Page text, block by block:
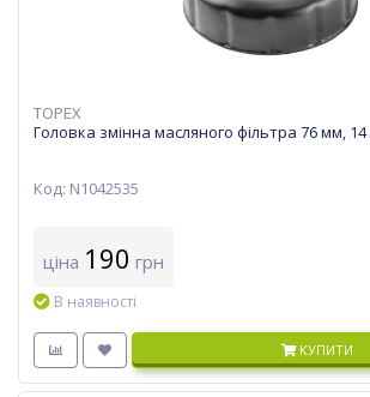
TOPEX
Головка змінна масляного фільтра 76 мм, 14
Код: N1042535
ціна 190 грн
В наявності
КУПИТИ